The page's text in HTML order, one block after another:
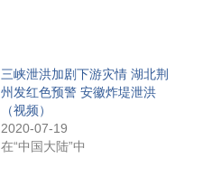
三峡泄洪加剧下游灾情 湖北荆
州发红色预警 安徽炸堤泄洪
（视频）
2020-07-19
在“中国大陆”中